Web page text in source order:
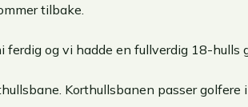
tilbake.
og vi hadde en fullverdig 18-hulls
Korthullsbanen passer golfere